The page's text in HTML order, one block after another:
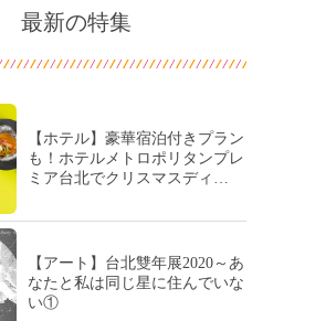
最新の特集
【ホテル】豪華宿泊付きプラン
も！ホテルメトロポリタンプレ
ミア台北でクリスマスディ…
【アート】台北雙年展2020～あ
なたと私は同じ星に住んでいな
い①